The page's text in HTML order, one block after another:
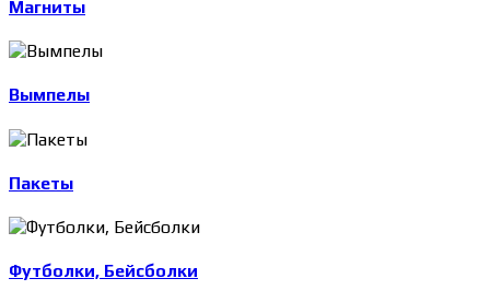
Магниты
Вымпелы
Пакеты
Футболки, Бейсболки